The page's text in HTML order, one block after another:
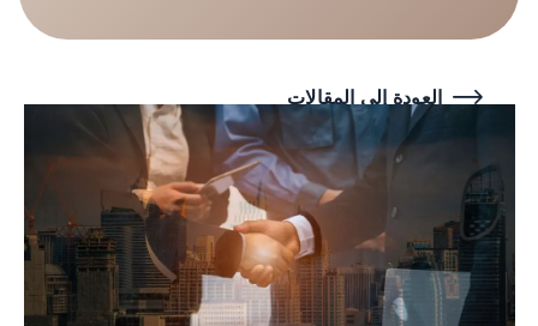
العودة إلى المقالات